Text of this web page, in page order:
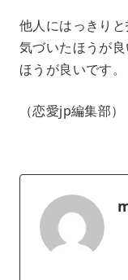
他人にはっきり
気づいたほうが
ほうが良いです。
（恋愛jp編集部）